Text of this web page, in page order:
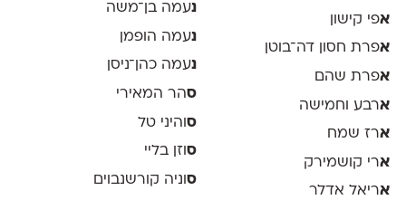
אפי קישון
אפרת חסון דה־בוטן
אפרת שהם
ארבע וחמישה
ארז שמח
ארי קושמירק
אריאל אדלר
נעמה בן־משה
נעמה הופמן
נעמה כהן־ניסן
סהר המאירי
ס והיני טל
סוזן בליי
ס וניה קורשנבוים